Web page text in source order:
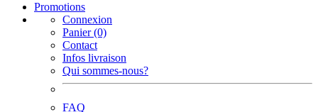
Promotions
Connexion
Panier (0)
Contact
Infos livraison
Qui sommes-nous?
FAQ